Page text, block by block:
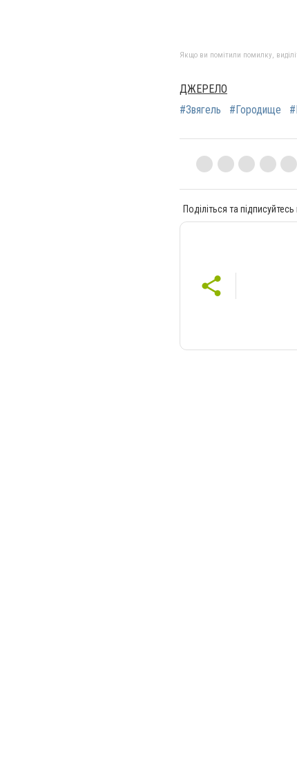
Якщо ви помітили помилку,
ДЖЕРЕЛО
#Звягель
#Городище
Поділіться та